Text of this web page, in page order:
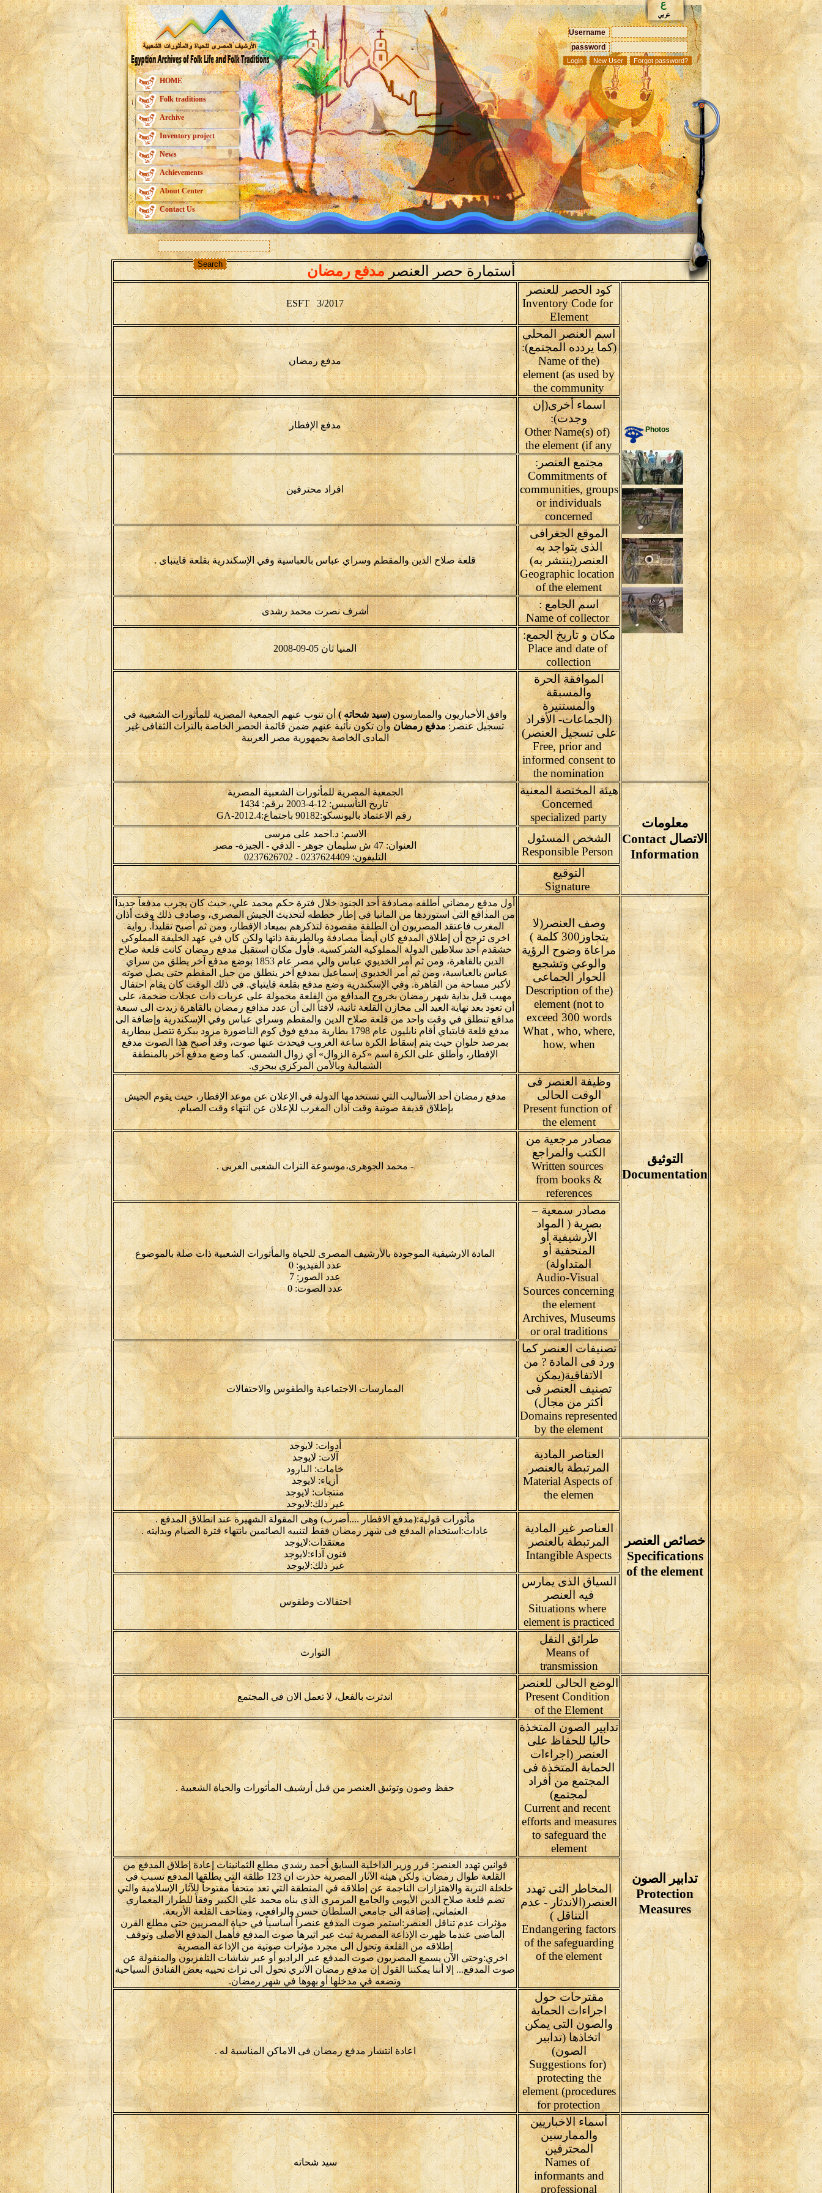
Username
password
HOME
Folk traditions
Archive
Inventory project
News
Achievements
About Center
Contact Us
أستمارة حصر العنصرمدفع رمضان
Photos
كود الحصر للعنصر
Inventory Code for
Element
ESFT 3/2017
اسم العنصر المحلى
(كما يردده المجتمع):
(Name of the
element (as used by
the community
مدفع رمضان
اسماء أخرى(إن
وجدت):
(Other Name(s) of
the element (if any
مدفع الإفطار
مجتمع العنصر:
Commitments of
communities, groups
or individuals
concerned
افراد محترفين
الموقع الجغرافى
الذى يتواجد به
العنصر(ينتشر به)
Geographic location
of the element
قلعة صلاح الدين والمقطم وسراي عباس بالعباسية وفي الإسكندرية بقلعة قايتباى .
اسم الجامع :
Name of collector
أشرف نصرت محمد رشدى
مكان و تاريخ الجمع:
Place and date of
collection
المنيا ثان 05-09-2008
الموافقة الحرة
والمسبقة
والمستنيرة
(الجماعات- الأفراد
على تسجيل العنصر)
Free, prior and
informed consent to
the nomination
وافق الأخباريون والممارسون(سيد شحاته )أن تنوب عنهم الجمعية المصرية للمأثورات الشعبية في
تسجيل عنصر:مدفع رمضانوأن تكون نأئبة عنهم ضمن قائمة الحصر الخاصة بالتراث الثقافى غير
المادى الخاصة بجمهورية مصر العربية
معلومات
الاتصال Contact
Information
هيئة المختصة المعنية
Concerned
specialized party
الجمعية المصرية للمأثورات الشعبية المصرية
تاريخ التأسيس: 12-4-2003 برقم: 1434
رقم الاعتماد باليونسكو:90182 باجتماع:4.GA-2012
الشخص المسئول
Responsible Person
الاسم: د.احمد على مرسى
العنوان: 47 ش سليمان جوهر - الدقي - الجيزة- مصر
التليفون: 0237624409 - 0237626702
التوقيع
Signature
التوثيق
Documentation
وصف العنصر(لا
يتجاوز300 كلمة )
مراعاة وضوح الرؤية
والوعي وتشجيع
الحوار الجماعى
(Description of the
element (not to
exceed 300 words
What , who, where,
how, when
أول مدفع رمضاني أطلقه مصادفة أحد الجنود خلال فترة حكم محمد علي، حيث كان يجرب مدفعاً جديداً
من المدافع التي استوردها من المانيا في إطار خططه لتحديث الجيش المصري، وصادف ذلك وقت أذان
المغرب فاعتقد المصريون أن الطلقة مقصودة لتذكرهم بميعاد الإفطار، ومن ثم أصبح تقليداً. رواية
اخرى ترجح أن إطلاق المدفع كان أيضاً مصادفة وبالطريقة ذاتها ولكن كان في عهد الخليفة المملوكي
خشقدم أحد سلاطين الدولة المملوكية الشركسية. فأول مكان استقبل مدفع رمضان كانت قلعة صلاح
الدين بالقاهرة، ومن ثم أمر الخديوي عباس والي مصر عام 1853 بوضع مدفع آخر يطلق من سراي
عباس بالعباسية، ومن ثم أمر الخديوي إسماعيل بمدفع آخر ينطلق من جبل المقطم حتى يصل صوته
لأكبر مساحة من القاهرة. وفي الإسكندرية وضع مدفع بقلعة قايتباي. في ذلك الوقت كان يقام احتفال
مهيب قبل بداية شهر رمضان بخروج المدافع من القلعة محمولة على عربات ذات عجلات ضخمة، على
أن تعود بعد نهاية العيد الى مخازن القلعة ثانية، لافتاً الى أن عدد مدافع رمضان بالقاهرة زيدت الى سبعة
مدافع تنطلق في وقت واحد من قلعة صلاح الدين والمقطم وسراي عباس وفي الإسكندرية وإضافة الى
مدفع قلعة قايتباي أقام نابليون عام 1798 بطارية مدفع فوق كوم الناضورة مزود ببكرة تتصل ببطارية
بمرصد حلوان حيث يتم إسقاط الكرة ساعة الغروب فيحدث عنها صوت، وقد أصبح هذا الصوت مدفع
الإفطار، وأطلق على الكرة اسم «كرة الزوال» أي زوال الشمس. كما وضع مدفع آخر بالمنطقة
الشمالية وبالأمن المركزي ببحري.
وظيفة العنصر فى
الوقت الحالى
Present function of
the element
مدفع رمضان أحد الأساليب التي تستخدمها الدولة في الإعلان عن موعد الإفطار، حيث يقوم الجيش
بإطلاق قذيفة صوتية وقت آذان المغرب للإعلان عن انتهاء وقت الصيام.
مصادر مرجعية من
الكتب والمراجع
Written sources
from books &
references
- محمد الجوهرى،موسوعة التراث الشعبى العربى .
مصادر سمعية –
بصرية ( المواد
الأرشيفية أو
المتحفية أو
المتداولة)
Audio-Visual
Sources concerning
the element
Archives, Museums
or oral traditions
المادة الارشيفية الموجودة بالأرشيف المصرى للحياة والمأثورات الشعبية ذات صلة بالموضوع
عدد الفيديو: 0
عدد الصور: 7
عدد الصوت: 0
تصنيفات العنصر كما
ورد فى المادة ? من
الاتفاقية(يمكن
تصنيف العنصر فى
أكثر من مجال)
Domains represented
by the element
الممارسات الاجتماعية والطقوس والاحتفالات
خصائص العنصر
Specifications
of the element
العناصر المادية
المرتبطة بالعنصر
Material Aspects of
the elemen
أدوات: لايوجد
آلات: لايوجد
خامات: البارود
أزياء: لايوجد
منتجات: لايوجد
غير ذلك:لايوجد
العناصر غير المادية
المرتبطة بالعنصر
Intangible Aspects
مأثورات قولية:(مدفع الافطار ....أضرب) وهى المقولة الشهيرة عند انطلاق المدفع .
عادات:استخدام المدفع فى شهر رمضان فقط لتنبيه الصائمين بانتهاء فترة الصيام وبدايته .
معتقدات:لايوجد
فنون آداء:لايوجد
غير ذلك:لايوجد
السياق الذى يمارس
فيه العنصر
Situations where
element is practiced
احتفالات وطقوس
طرائق النقل
Means of
transmission
التوارث
تدابير الصون
Protection
Measures
الوضع الحالى للعنصر
Present Condition
of the Element
اندثرت بالفعل، لا تعمل الان في المجتمع
تدابير الصون المتخذة
حاليا للحفاظ على
العنصر (اجراءات
الحماية المتخذة فى
المجتمع من أفراد
لمجتمع)
Current and recent
efforts and measures
to safeguard the
element
حفظ وصون وتوثيق العنصر من قبل أرشيف المأثورات والحياة الشعبية .
المخاطر التى تهدد
العنصر(الاندثار - عدم
التناقل )
Endangering factors
of the safeguarding
of the element
قوانين تهدد العنصر: قرر وزير الداخلية السابق أحمد رشدي مطلع الثمانينات إعادة إطلاق المدفع من
القلعة طوال رمضان. ولكن هيئة الآثار المصرية حذرت ان 123 طلقة التي يطلقها المدفع تسبب في
خلخلة التربة والاهتزازات الناجمة عن إطلاقه في المنطقة التي تعد متحفاً مفتوحاً للآثار الإسلامية والتي
تضم قلعة صلاح الدين الأيوبي والجامع المرمري الذي بناه محمد علي الكبير وفقاً للطراز المعماري
العثماني، إضافة الى جامعي السلطان حسن والرافعي، ومتاحف القلعة الأربعة.
مؤثرات عدم تناقل العنصر:استمر صوت المدفع عنصراً أساسياً في حياة المصريين حتى مطلع القرن
الماضي عندما ظهرت الإذاعة المصرية تبث عبر اثيرها صوت المدفع فأهمل المدفع الأصلى وتوقف
إطلاقه من القلعة وتحول الى مجرد مؤثرات صوتية من الإذاعة المصرية
اخري:وحتى الآن يسمع المصريون صوت المدفع عبر الراديو أو عبر شاشات التلفزيون والمنقولة عن
صوت المدفع... إلا أننا يمكننا القول إن مدفع رمضان الأثري تحول الى تراث تحييه بعض الفنادق السياحية
وتضعه في مدخلها أو بهوها في شهر رمضان.
مقترحات حول
اجراءات الحماية
والصون التى يمكن
اتخاذها (تدابير
الصون)
(Suggestions for
protecting the
element (procedures
for protection
اعادة انتشار مدفع رمضان فى الاماكن المناسبة له .
أسماء الاخباريين
والممارسين
المحترفين
Names of
informants and
professional
سيد شحاته